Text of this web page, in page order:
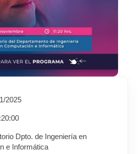
2025
Dpto. de Ingeniería en
e Informática